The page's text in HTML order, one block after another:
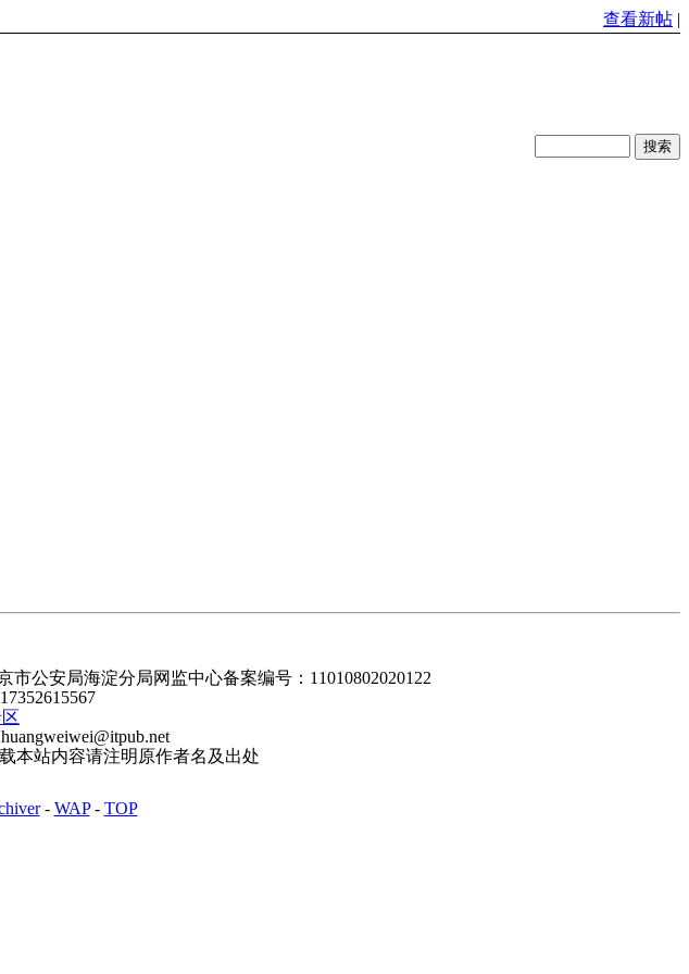
查看新帖 |
市公安局海淀分局网监中心备案编号：11010802020122
huangweiwei@itpub.net
本站内容请注明原作者名及出处
- WAP- TOP